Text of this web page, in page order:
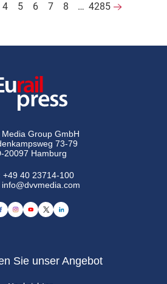
4 5 6 7 8 … 4285
Media Group GmbH
73-79
20097 Hamburg
+49 40 23714-100
info@dvvmedia.com
Sie unser Angebot